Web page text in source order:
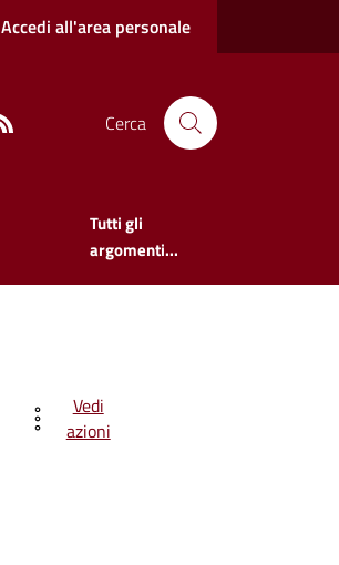
Accedi all'area personale
Cerca
Tutti gli
argomenti...
Vedi
azioni